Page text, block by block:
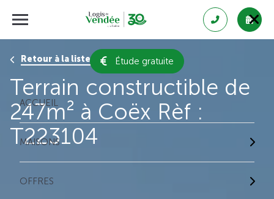
Étude gratuite
ACCUEIL
MAISONS
OFFRES
Retour à la liste des résultats
Terrain constructible de
247m² à Coëx Rèf :
T223104